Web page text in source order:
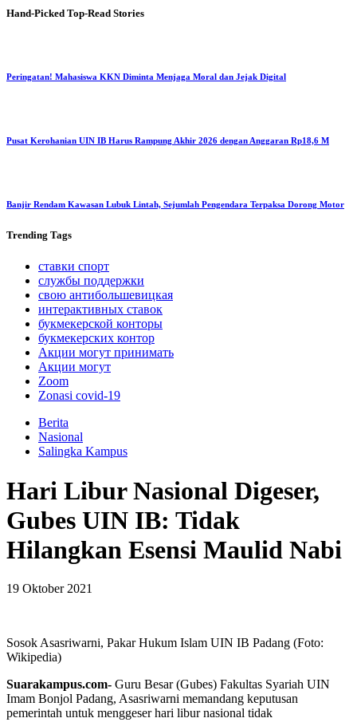
Hand-Picked Top-Read Stories
Peringatan! Mahasiswa KKN Diminta Menjaga Moral dan Jejak Digital
Pusat Kerohanian UIN IB Harus Rampung Akhir 2026 dengan Anggaran Rp18,6 M
Banjir Rendam Kawasan Lubuk Lintah, Sejumlah Pengendara Terpaksa Dorong Motor
Trending Tags
ставки спорт
службы поддержки
свою антибольшевицкая
интерактивных ставок
букмекерской конторы
букмекерских контор
Акции могут принимать
Акции могут
Zoom
Zonasi covid-19
Berita
Nasional
Salingka Kampus
Hari Libur Nasional Digeser,
Gubes UIN IB: Tidak
Hilangkan Esensi Maulid Nabi
19 Oktober 2021
Sosok Asasriwarni, Pakar Hukum Islam UIN IB Padang (Foto:
Wikipedia)
Suarakampus.com- Guru Besar (Gubes) Fakultas Syariah UIN
Imam Bonjol Padang, Asasriwarni memandang keputusan
pemerintah untuk menggeser hari libur nasional tidak